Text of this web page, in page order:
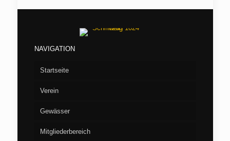
NAVIGATION
Startseite
Verein
Vorstand
Aufnahme
Gewässer
Seen
Mitgliederbereich